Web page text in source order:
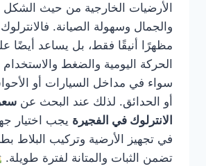
الأرضيات الخارجية من حيث الشكل
والجمال وسهولة الصيانة.
مظهرًا أنيقًا فقط، بل يساعد أيضًا
الحركة اليومية والضغط
سواء في مداخل السيارات أو
أو الحدائق. لذلك عند البحث عن
الانترلوك في الفجيرة يجب اختيار
في تجهيز الأرضية وتركيب البلاط
تضمن الثبات والمتانة لفترة طويلة.